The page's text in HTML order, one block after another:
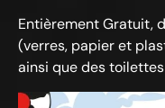
Entièrement Gratuit,
(verres, papier et
ainsi que des